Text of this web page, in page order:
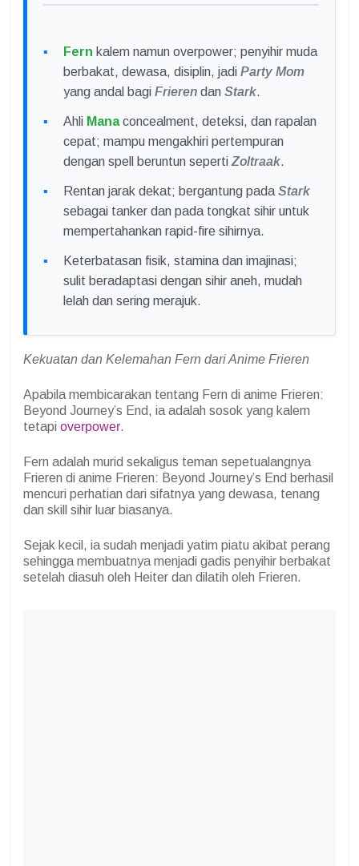
Fern kalem namun overpower; penyihir muda
berbakat, dewasa, disiplin, jadi Party Mom
yang andal bagi Frieren dan Stark.
Ahli Manaconcealment, deteksi, dan rapalan
cepat; mampu mengakhiri pertempuran
dengan spell beruntun seperti Zoltraak.
Rentan jarak dekat; bergantung pada Stark
sebagai tanker dan pada tongkat sihir untuk
mempertahankan rapid-fire sihirnya.
Keterbatasan fisik, stamina dan imajinasi;
sulit beradaptasi dengan sihir aneh, mudah
lelah dan sering merajuk.
Kekuatan dan Kelemahan Fern dari Anime Frieren
Apabila membicarakan tentang Fern di anime Frieren:
Beyond Journey’s End, ia adalah sosok yang kalem
tetapi overpower.
Fern adalah murid sekaligus teman sepetualangnya
Frieren di anime Frieren: Beyond Journey’s End berhasil
mencuri perhatian dari sifatnya yang dewasa, tenang
dan skill sihir luar biasanya.
Sejak kecil, ia sudah menjadi yatim piatu akibat perang
sehingga membuatnya menjadi gadis penyihir berbakat
setelah diasuh oleh Heiter dan dilatih oleh Frieren.